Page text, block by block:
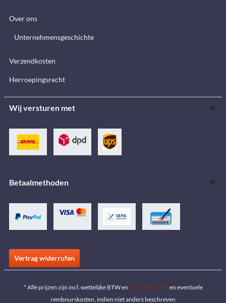
Over ons
Unternehmensgeschichte
Verzendkosten
Herroepingsrecht
Wij versturen met
Betaalmethoden
Vertrag widerrufen
* Alle prijzen zijn incl. wettelijke BTW en verzendkosten en eventuele
rembourskosten, indien niet anders beschreven